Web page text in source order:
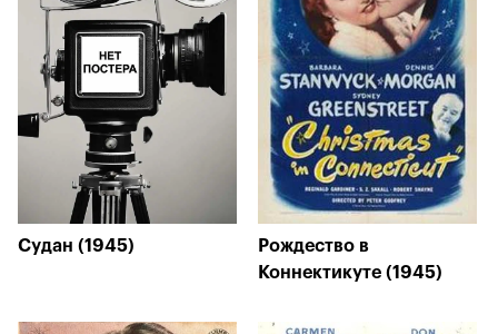
Судан (1945)
Рождество в
Коннектикуте (1945)